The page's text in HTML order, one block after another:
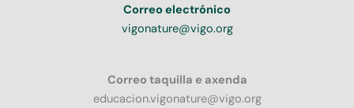
Correo electrónico
vigonature@vigo.org
Correo taquilla e axenda
educacion.vigonature@vigo.org